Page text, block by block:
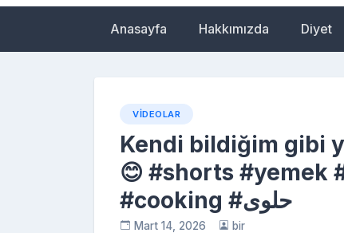
Anasayfa Hakkımızda Diyet
VIDEOLAR
Kendi bildiğim gibi
😊 #shorts #yemek
#cooking #حلوى
Mart 14, 2026 bir